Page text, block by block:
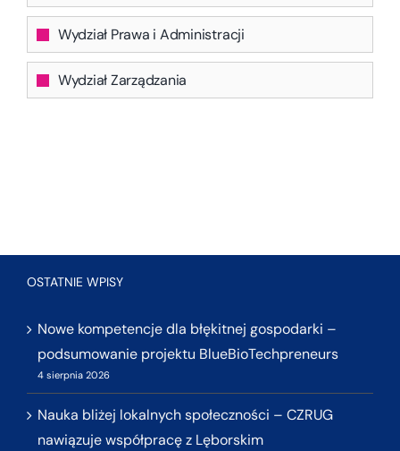
Wydział Prawa i Administracji
Wydział Zarządzania
OSTATNIE WPISY
Nowe kompetencje dla błękitnej gospodarki –
podsumowanie projektu BlueBioTechpreneurs
4 sierpnia 2026
Nauka bliżej lokalnych społeczności – CZRUG
nawiązuje współpracę z Lęborskim